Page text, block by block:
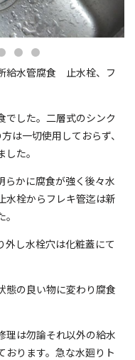
給水管腐食 止水栓、フ
でした。二層式のシンク
は一切使用しておらず、
た。
らかに腐食が強く後々水
水栓からフレキ管迄は新
外し水栓穴は化粧蓋にて
態の良い物に変わり腐食
理は勿論それ以外の給水
おります。急な水廻りト